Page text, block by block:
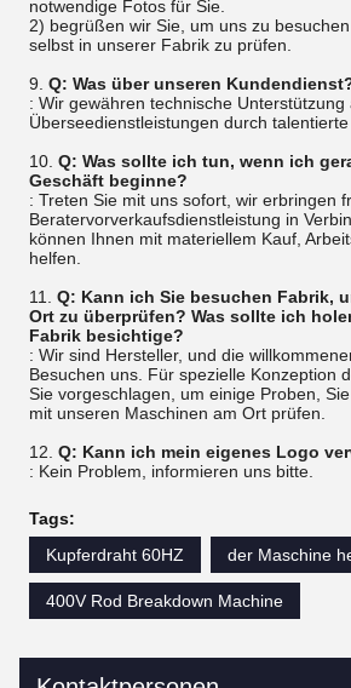
notwendige Fotos für Sie.
2) begrüßen wir Sie, um uns zu
selbst in unserer Fabrik zu prüfen.
9. Q: Was über unseren
: Wir gewähren technische Unterstützung
Überseedienstleistungen durch talentierte
10. Q: Was sollte ich tun, wenn ich
Geschäft beginne?
: Treten Sie mit uns sofort, wir erbringen
Beratervorverkaufsdienstleistung in
können Ihnen mit materiellem Kauf,
helfen.
11. Q: Kann ich Sie besuchen Fabrik,
Ort zu überprüfen? Was sollte ich
Fabrik besichtige?
: Wir sind Hersteller, und die
Besuchen uns. Für spezielle Konzeption
Sie vorgeschlagen, um einige Proben,
mit unseren Maschinen am Ort prüfen.
12. Q: Kann ich mein eigenes Logo
: Kein Problem, informieren uns bitte.
Tags:
Kupferdraht 60HZ
der Maschine
400V Rod Breakdown Machine